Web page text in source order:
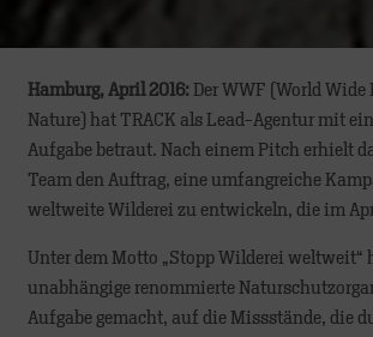
Hamburg, April 2016: Der WWF (World Wide
Nature) hat TRACK als Lead-Agentur mit
Aufgabe betraut. Nach einem Pitch erhielt
Team den Auftrag, eine umfangreiche
weltweite Wilderei zu entwickeln, die im
Unter dem Motto „Stopp Wilderei weltweit“
unabhängige renommierte
Aufgabe gemacht, auf die Missstände, die